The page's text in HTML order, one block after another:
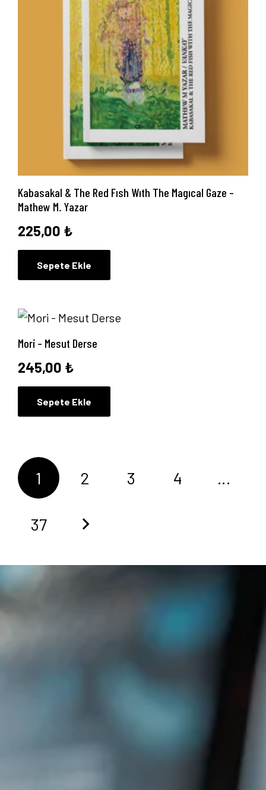
Kabasakal & The Red Fısh Wıth The Magıcal Gaze –
Mathew M. Yazar
225,00 ₺
Sepete Ekle
Mori – Mesut Derse
245,00 ₺
Sepete Ekle
Yazı
sayfalandırması
1 2 3 4 …
37